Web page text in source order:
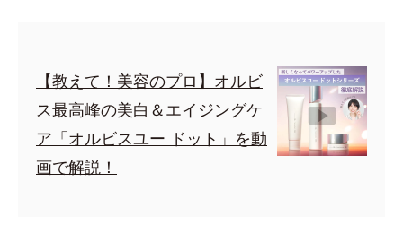
【教えて！美容のプロ】オルビ
ス最高峰の美白＆エイジングケ
ア「オルビスユー ドット」を動
画で解説！